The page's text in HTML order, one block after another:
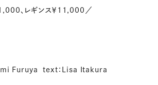
、レギンス￥11,000／
Furuya text ： Lisa Itakura